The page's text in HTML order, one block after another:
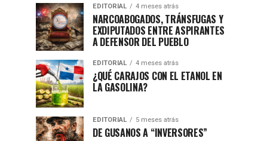
EDITORIAL 4 meses atrás
NARCOABOGADOS, TRÁNSFUGAS Y
EXDIPUTADOS ENTRE ASPIRANTES
A DEFENSOR DEL PUEBLO
EDITORIAL 4 meses atrás
¿QUÉ CARAJOS CON EL ETANOL EN
LA GASOLINA?
EDITORIAL 5 meses atrás
DE GUSANOS A “INVERSORES”